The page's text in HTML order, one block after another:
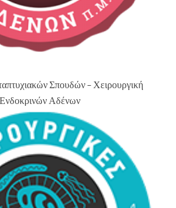
Σπουδών – Χειρουργική
Ενδοκρινών Αδένων